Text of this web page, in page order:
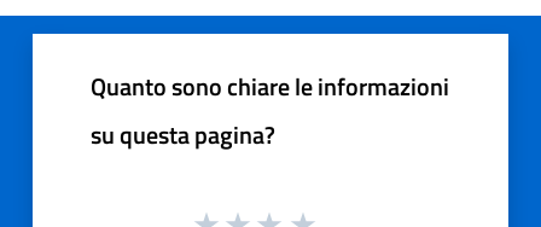
Quanto sono chiare le informazioni
su questa pagina?